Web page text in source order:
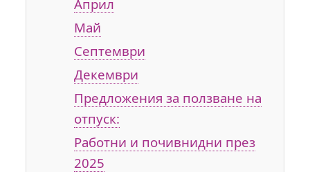
Април
Май
Септември
Декември
Предложения за ползване на
отпуск:
Работни и почивнидни през
2025